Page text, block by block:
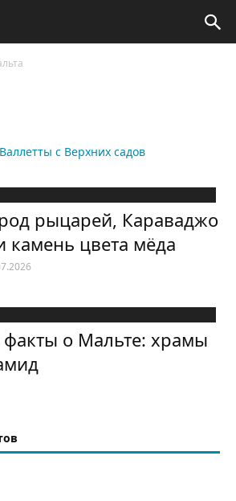
Латвия Литва Люксембург
рыцарей, Караваджо
камень цвета мёда
о Мальте: храмы